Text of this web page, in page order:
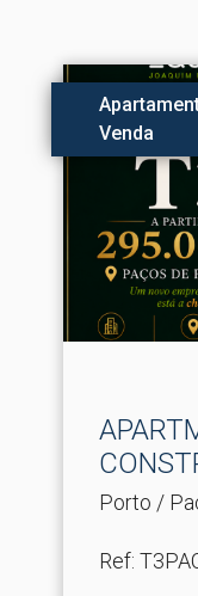
Venda
Porto /
Ref: